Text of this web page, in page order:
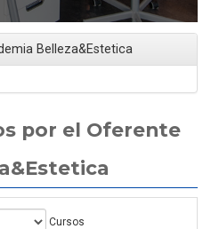
Belleza&Estetica
por el Oferente
Cursos